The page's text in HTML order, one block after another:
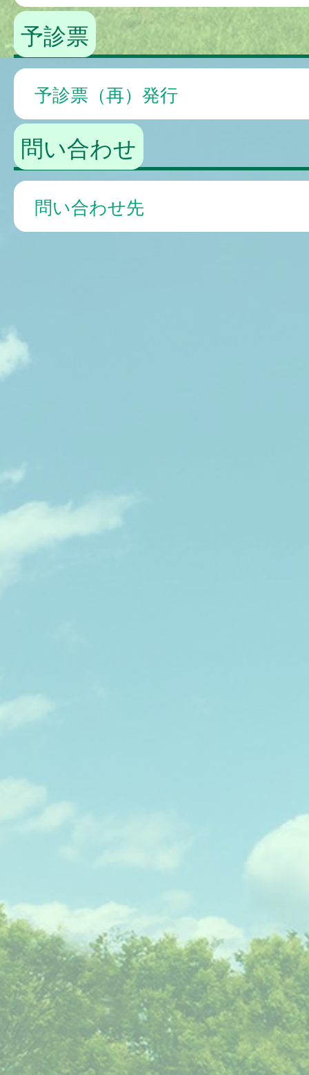
予診票
予診票（再）発行
問い合わせ
問い合わせ先